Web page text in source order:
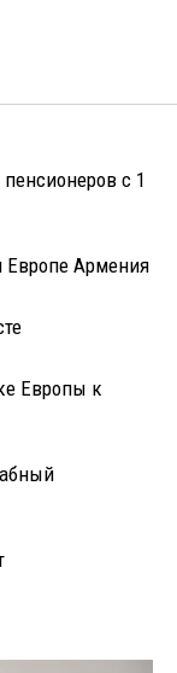
с 1
Европе Армения
Европы к